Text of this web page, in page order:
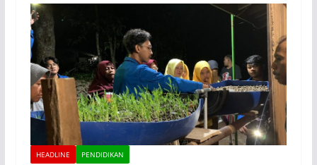
HEADLINE PENDIDIKAN